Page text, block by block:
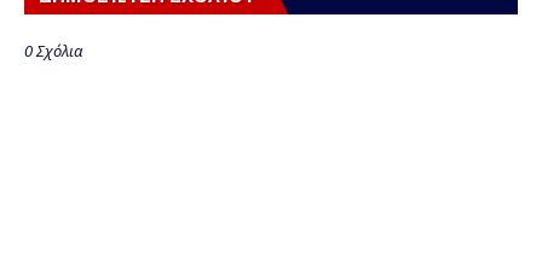
0 Σχόλια